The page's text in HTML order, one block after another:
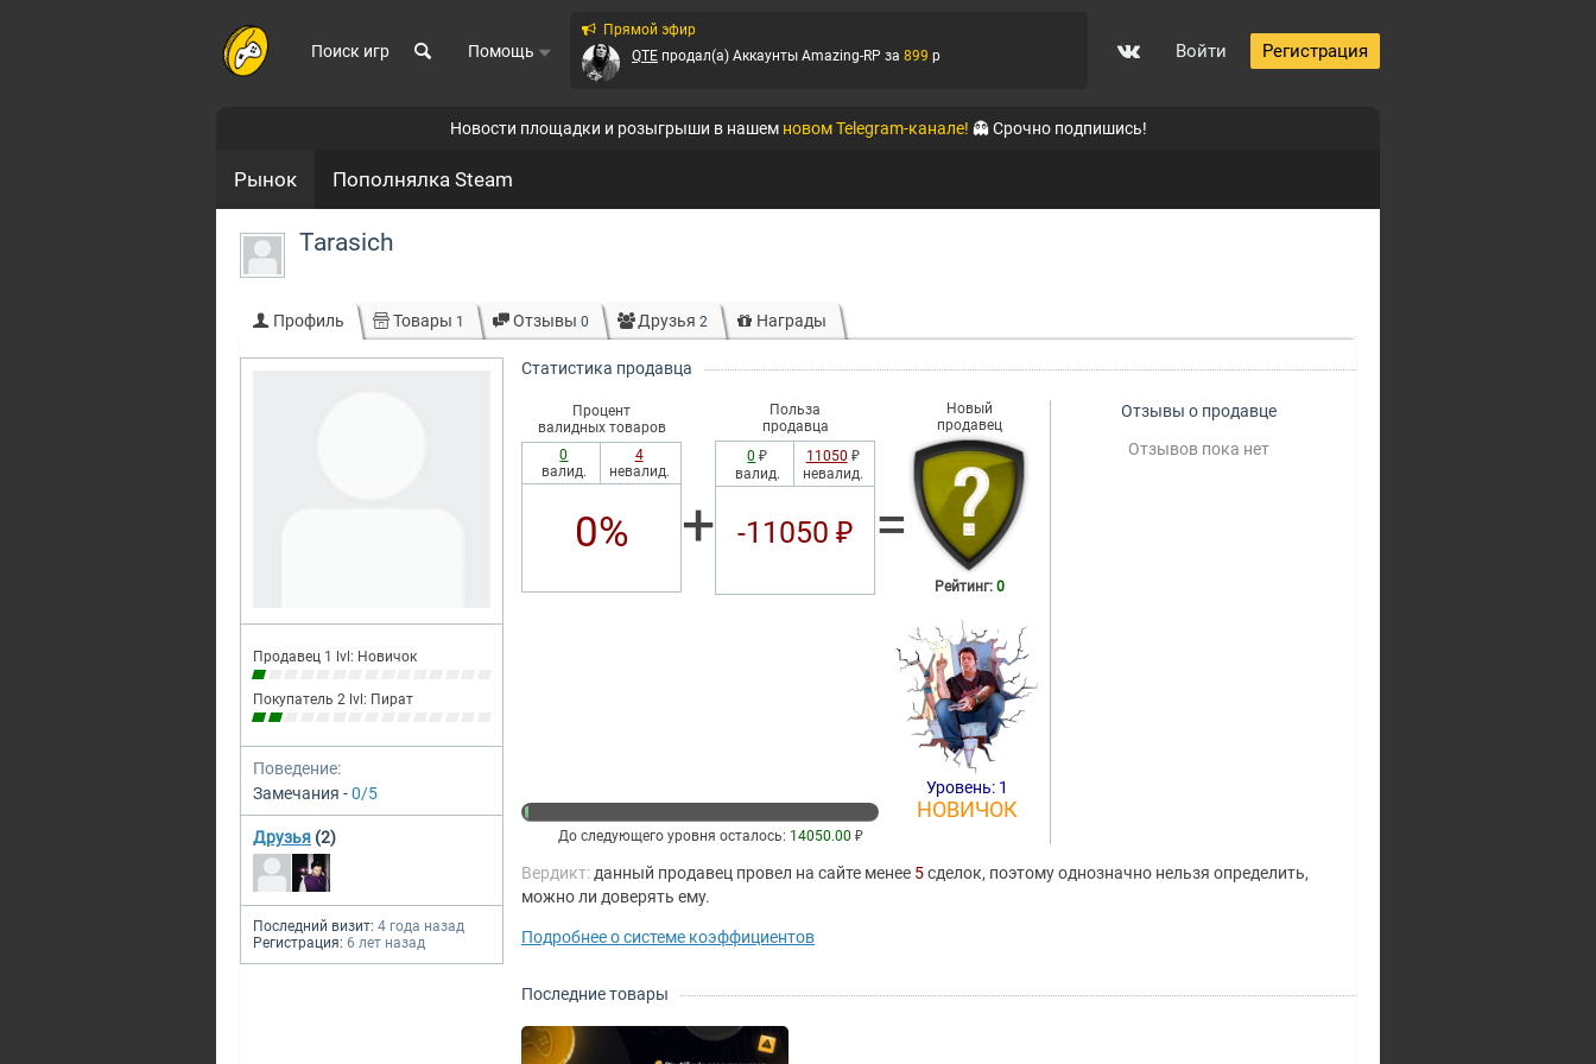
Поиск игр Помощь
Прямой эфир
QTE продал(а) Аккаунты Amazing-RP за 899 p
QTEпродал(а)Аккаунты Amazing-RPза89p
продал(а) Аккаунты Amazing-RP
Аккаунты Amazing-RP
Войти Регистрация
Новости площадки и розыгрыши в нашем новом Telegram-канале! 👻 Срочно подпишись!
Рынок Пополнялка Steam
Tarasich
Профиль Товары 1 Отзывы 0 Друзья 2 Награды
Продавец 1 lvl: Новичок
Покупатель 2 lvl: Пират
Поведение:
Замечания -0/5
Друзья (2)
Последний визит: 4 года назад
Регистрация: 6 лет назад
Статистика продавца
Процент
валидных товаров
0
валид.
4
невалид.
0% +
Польза
продавца
0 ₽
валид.
11050 ₽
невалид.
-11050 ₽ =
Новый
продавец
Рейтинг: 0
До следующего уровня осталось: 14050.00 ₽
Уровень: 1
НОВИЧОК
Отзывы о продавце
Отзывов пока нет
Вердикт: данный продавец провел на сайте менее 5сделок, поэтому однозначно нельзя определить,
можно ли доверять ему.
Подробнее о системе коэффициентов
Последние товары